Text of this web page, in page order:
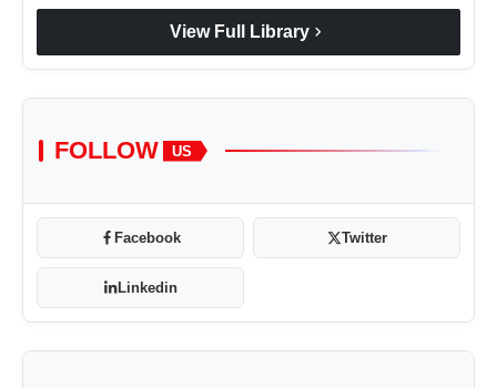
View Full Library chevron_right
FOLLOW US
Facebook Twitter
Linkedin